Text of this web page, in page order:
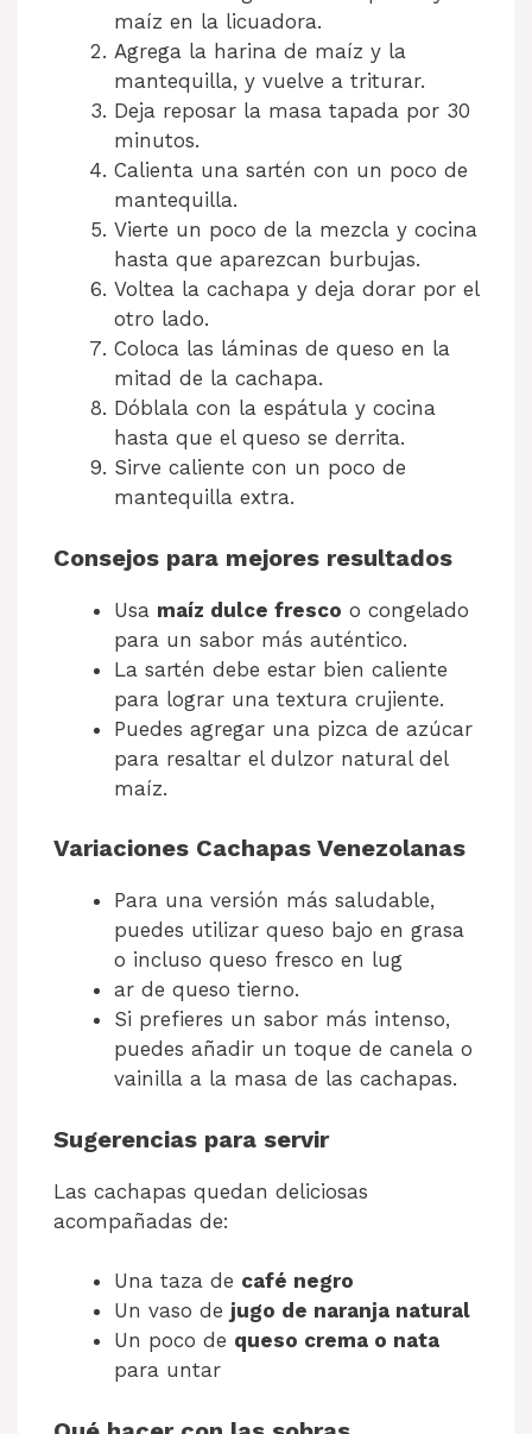
maíz en la licuadora.
Agrega la harina de maíz y la
mantequilla, y vuelve a triturar.
Deja reposar la masa tapada por 30
minutos.
Calienta una sartén con un poco de
mantequilla.
Vierte un poco de la mezcla y cocina
hasta que aparezcan burbujas.
Voltea la cachapa y deja dorar por el
otro lado.
Coloca las láminas de queso en la
mitad de la cachapa.
Dóblala con la espátula y cocina
hasta que el queso se derrita.
Sirve caliente con un poco de
mantequilla extra.
Consejos para mejores resultados
Usa maíz dulce fresco o congelado
para un sabor más auténtico.
La sartén debe estar bien caliente
para lograr una textura crujiente.
Puedes agregar una pizca de azúcar
para resaltar el dulzor natural del
maíz.
Variaciones Cachapas Venezolanas
Para una versión más saludable,
puedes utilizar queso bajo en grasa
o incluso queso fresco en lug
ar de queso tierno.
Si prefieres un sabor más intenso,
puedes añadir un toque de canela o
vainilla a la masa de las cachapas.
Sugerencias para servir
Las cachapas quedan deliciosas
acompañadas de:
Una taza de café negro
Un vaso de jugo de naranja natural
Un poco de queso crema o nata
para untar